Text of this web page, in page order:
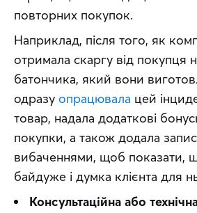
повторних покупок.
Наприклад, після того, як
отримала скаргу від покупця
батончика, який вони
одразу опрацювала цей
товар, надала додаткові
покупки, а також додала
вибаченнями, щоб показати,
байдуже і думка клієнта для
Консультаційна або